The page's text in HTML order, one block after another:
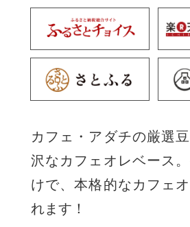
カフェ・アダチの厳選
沢なカフェオレベース
けで、本格的なカフェ
れます！